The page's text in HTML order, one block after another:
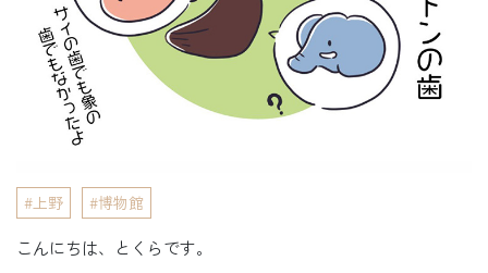
上野 博物館
こんにちは、とくらです。